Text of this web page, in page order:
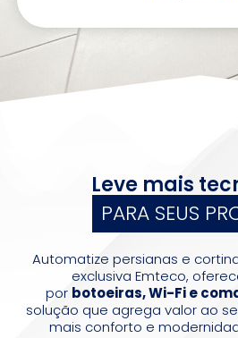
Leve mais
PARA SEUS
Automatize persianas e
exclusiva Emteco,
por botoeiras, Wi-Fi e
solução que agrega valor ao
mais conforto e